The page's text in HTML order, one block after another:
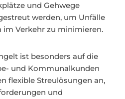
und Gehwege
werden, um Unfälle
Verkehr zu minimieren.
ist besonders auf die
und Kommunalkunden
flexible Streulösungen an,
und